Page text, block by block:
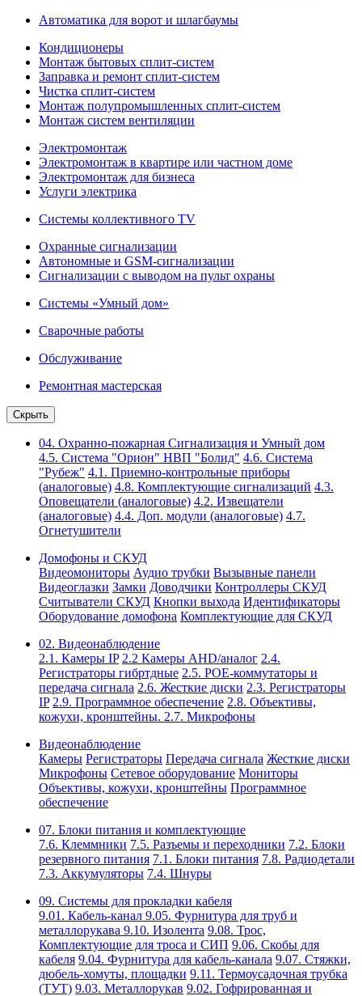
Автоматика для ворот и шлагбаумы
Кондиционеры
Монтаж бытовых сплит-систем
Заправка и ремонт сплит-систем
Чистка сплит-систем
Монтаж полупромышленных сплит-систем
Монтаж систем вентиляции
Электромонтаж
Электромонтаж в квартире или частном доме
Электромонтаж для бизнеса
Услуги электрика
Системы коллективного TV
Охранные сигнализации
Автономные и GSM-сигнализации
Сигнализации с выводом на пульт охраны
Системы «Умный дом»
Сварочные работы
Обслуживание
Ремонтная мастерская
Скрыть
04. Охранно-пожарная Сигнализация и Умный дом
4.5. Система "Орион" НВП "Болид" 4.6. Система
"Рубеж" 4.1. Приемно-контрольные приборы
(аналоговые) 4.8. Комплектующие сигнализаций 4.3.
Оповещатели (аналоговые) 4.2. Извещатели
(аналоговые) 4.4. Доп. модули (аналоговые) 4.7.
Огнетушители
Домофоны и СКУД
Видеомониторы Аудио трубки Вызывные панели
Видеоглазки Замки Доводчики Контроллеры СКУД
Считыватели СКУД Кнопки выхода Идентификаторы
Оборудование домофона Комплектующие для СКУД
02. Видеонаблюдение
2.1. Камеры IP 2.2 Камеры AHD/аналог 2.4.
Регистраторы гибртдные 2.5. РОЕ-коммутаторы и
передача сигнала 2.6. Жесткие диски 2.3. Регистраторы
IP 2.9. Программное обеспечение 2.8. Объективы,
кожухи, кронштейны. 2.7. Микрофоны
Видеонаблюдение
Камеры Регистраторы Передача сигнала Жесткие диски
Микрофоны Сетевое оборудование Мониторы
Объективы, кожухи, кронштейны Программное
обеспечение
07. Блоки питания и комплектующие
7.6. Клеммники 7.5. Разъемы и переходники 7.2. Блоки
резервного питания 7.1. Блоки питания 7.8. Радиодетали
7.3. Аккумуляторы 7.4. Шнуры
09. Системы для прокладки кабеля
9.01. Кабель-канал 9.05. Фурнитура для труб и
металлорукава 9.10. Изолента 9.08. Трос,
Комплектующие для троса и СИП 9.06. Скобы для
кабеля 9.04. Фурнитура для кабель-канала 9.07. Стяжки,
дюбель-хомуты, площадки 9.11. Термоусадочная трубка
(ТУТ) 9.03. Металлорукав 9.02. Гофрированная и